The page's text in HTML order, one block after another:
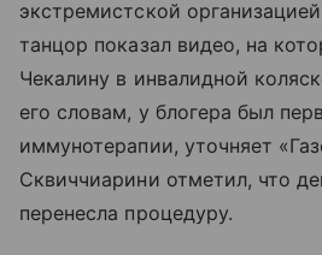
экстремистской
танцор показал видео, на
Чекалину в инвалидной
его словам, у блогера был
иммунотерапии, уточняет
Сквиччиарини отметил, что
перенесла процедуру.